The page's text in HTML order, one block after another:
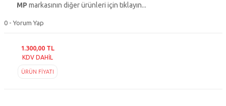
MP markasının diğer ürünleri için tıklayın...
0 - Yorum Yap
1.300,00 TL
KDV DAHİL
ÜRÜN FİYATI